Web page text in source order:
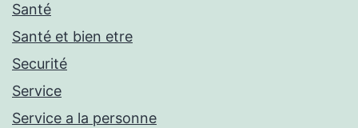
Santé
Santé et bien etre
Securité
Service
Service a la personne